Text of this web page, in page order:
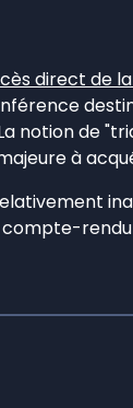
direct de
notion de
à